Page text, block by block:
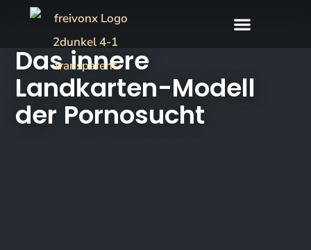
Das innere
Landkarten-Modell
der Pornosucht